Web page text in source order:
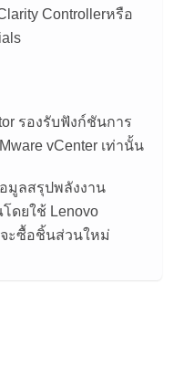
Controllerหรือ
รองรับฟังก์ชันการ
vCenter เท่านั้น
มูลสรุปพลังงาน
ดยใช้ Lenovo
ะซื้อชิ้นส่วนใหม่